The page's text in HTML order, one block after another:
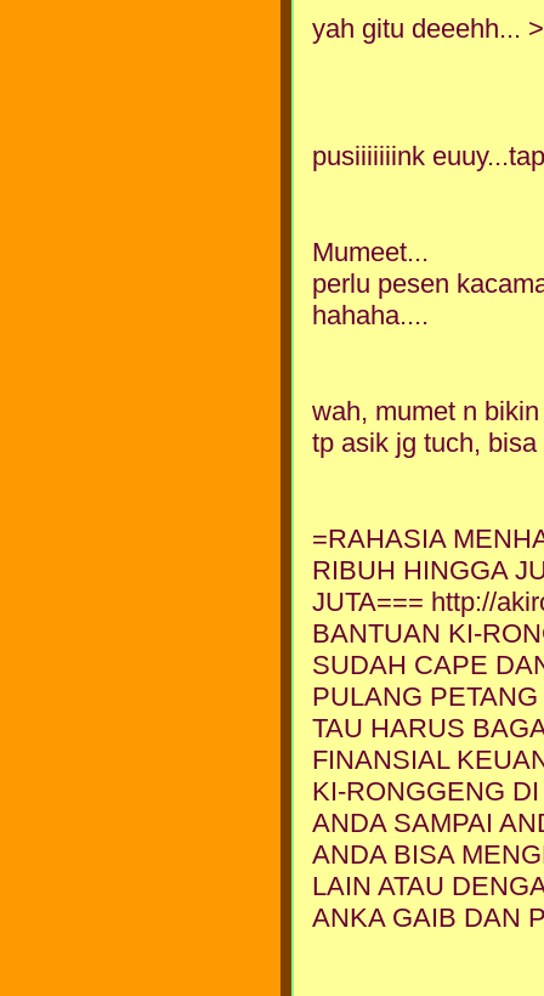
yah gitu deeehh...
pusiiiiiiink
Mumeet...
perlu pesen
hahaha....
wah, mumet n
tp asik jg tuch,
=RAHASIA
RIBUH HINGGA
JUTA=== http://
BANTUAN KI-
SUDAH CAPE
PULANG
TAU HARUS
FINANSIAL
KI-RONGGENG
ANDA SAMPAI
ANDA BISA
LAIN ATAU
ANKA GAIB DAN